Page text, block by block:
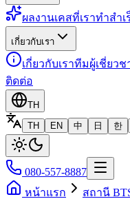
ผลงานเคสที่เราทำสำเ
เกี่ยวกับเรา
เกี่ยวกับเราทีมผู้เชี่ยวช
ติดต่อ
TH
TH
EN 中 日 한
080-557-8887
หน้าแรก
สถานี